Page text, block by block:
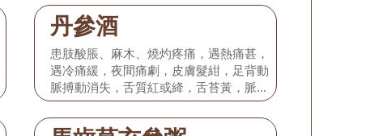
潤，脈弦緊。
丹參酒
患肢酸脹、麻木、燒灼疼痛，遇熱痛甚，
遇冷痛緩，夜間痛劇，皮膚髮紺，足背動
脈搏動消失，舌質紅或絳，舌苔黃，脈沉
澀或細澀。